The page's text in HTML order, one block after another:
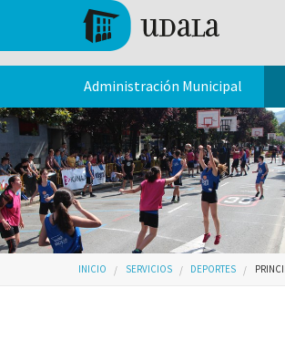
Pasar al contenido principal
Administración Municipal
Usted está
INICIO SERVICIOS DEPORTES